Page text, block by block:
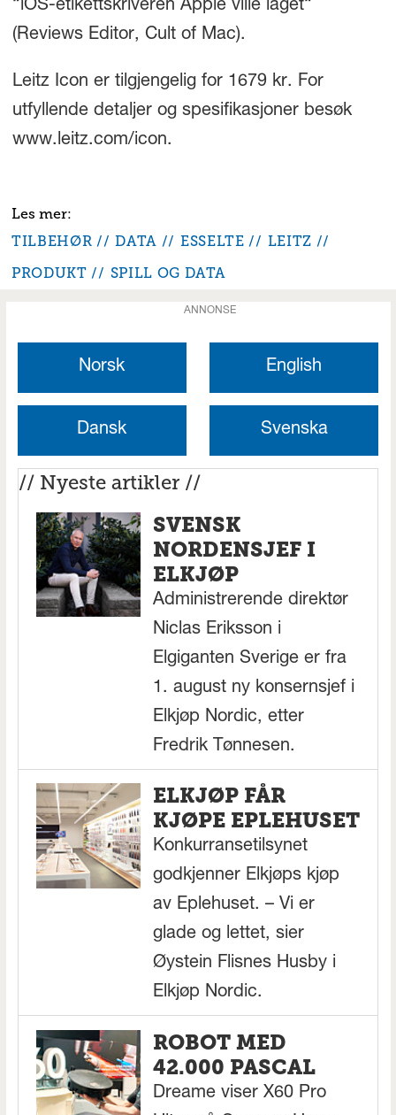
“iOS-etikettskriveren Apple ville laget“
(Reviews Editor, Cult of Mac).
Leitz Icon er tilgjengelig for 1679 kr. For
utfyllende detaljer og spesifikasjoner besøk
www.leitz.com/icon.
TILBEHØR DATA ESSELTE
LEITZ
PRODUKT
SPILL OG DATA
ANNONSE
Norsk English
Dansk Svenska
// Nyeste artikler //
SVENSK
NORDENSJEF I
ELKJØP
Administrerende direktør
Niclas Eriksson i
Elgiganten Sverige er fra
1. august ny konsernsjef i
Elkjøp Nordic, etter
Fredrik Tønnesen.
ELKJØP FÅR
KJØPE EPLEHUSET
Konkurransetilsynet
godkjenner Elkjøps kjøp
av Eplehuset. – Vi er
glade og lettet, sier
Øystein Flisnes Husby i
Elkjøp Nordic.
ROBOT MED
42.000 PASCAL
Dreame viser X60 Pro